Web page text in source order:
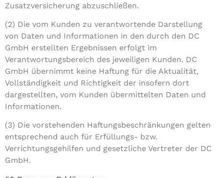
Zusatzversicherung abzuschließen.
(2) Die vom Kunden zu verantwortende Darstellung
von Daten und Informationen in den durch den DC
GmbH erstellten Ergebnissen erfolgt im
Verantwortungsbereich des jeweiligen Kunden. DC
GmbH übernimmt keine Haftung für die Aktualität,
Vollständigkeit und Richtigkeit der insofern dort
dargestellten, vom Kunden übermittelten Daten und
Informationen.
(3) Die vorstehenden Haftungsbeschränkungen gelten
entsprechend auch für Erfüllungs- bzw.
Verrichtungsgehilfen und gesetzliche Vertreter der DC
GmbH.